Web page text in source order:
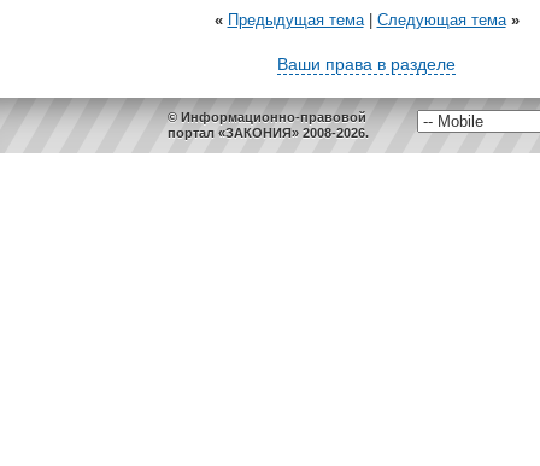
« Предыдущая тема| Следующая тема »
Ваши права в разделе
© Информационно-правовой
портал «ЗАКОНИЯ» 2008-2026.